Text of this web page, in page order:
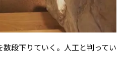
段下りていく。人工と判ってい